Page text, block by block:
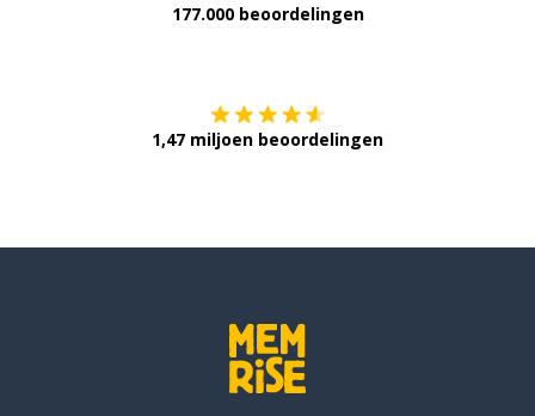
177.000 beoordelingen
1,47 miljoen beoordelingen